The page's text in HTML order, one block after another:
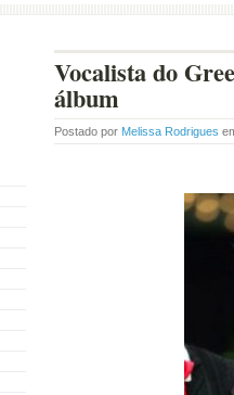
Vocalista do
álbum
Postado por Melissa Rodrigues